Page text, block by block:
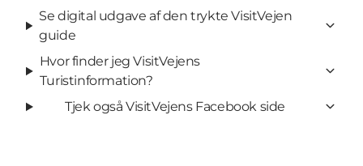
Se digital udgave af den trykte VisitVejen
guide
Hvor finder jeg VisitVejens
Turistinformation?
Tjek også VisitVejens Facebook side